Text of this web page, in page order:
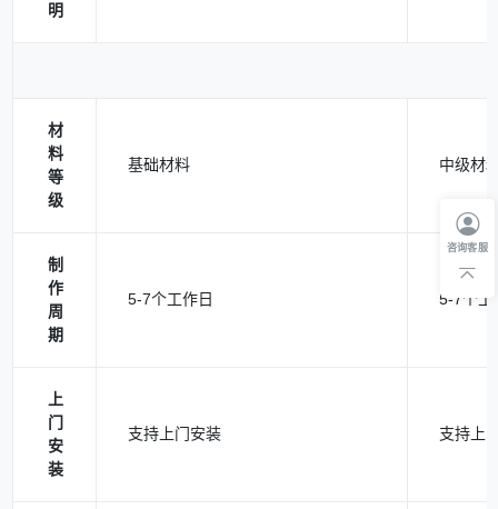
明
材
料
等
级
基础材料 中级材
制
作
周
期
5-7个工作日 5-7个工
上
门
安
装
支持上门安装 支持上
咨询客服